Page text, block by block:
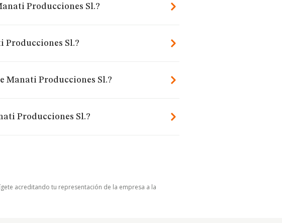
Producciones Sl.?
Producciones Sl.?
Manati Producciones Sl.?
Producciones Sl.?
acreditando tu representación de la empresa a la